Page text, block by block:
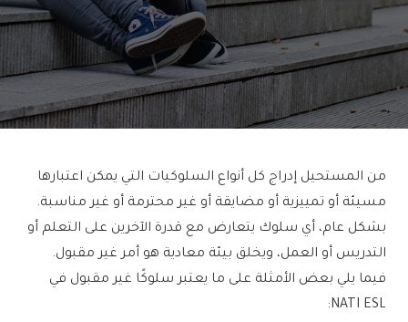
من المستحيل إدراج كل أنواع السلوكيات التي يمكن اعتبارها
مسيئة أو تمييزية أو مضايقة أو غير محترمة أو غير مناسبة.
بشكل عام، أي سلوك يتعارض مع قدرة الآخرين على التعلم أو
التدريس أو العمل، ويخلق بيئة معادية هو أمر غير مقبول.
فيما يلي بعض الأمثلة على ما يعتبر سلوكًا غير مقبول في
NATI ESL: